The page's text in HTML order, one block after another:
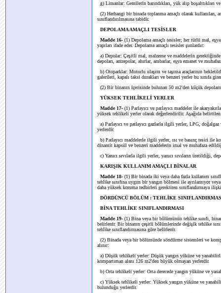
g) Limanlar: Gemilerin barındıkları, yük alıp boşalttıkları
(2) Herhangi bir binada toplanma amaçlı olarak kullanılan,
sınıflandırılmasına tabidir.
DEPOLAMA AMAÇLI TESİSLER
Madde 16- (1) Depolama amaçlı tesisler; her türlü mal,
yapıları ifade eder. Depolama amaçlı tesisler şunlardır:
a) Depolar: Çeşitli mal, malzeme ve maddelerin
depoları, antrepolar, ahırlar, ambarlar, eşya emanet ve
b) Otoparklar: Motorlu ulaşım ve taşıma araçlarının
galerileri, kapalı taksi durakları ve benzeri yerler bu sınıfa
(2) Bir binanın içerisinde bulunan 50 m2'den küçük
YÜKSEK TEHLİKELİ YERLER
Madde 17- (1) Parlayıcı ve patlayıcı maddeler ile
yüksek tehlikeli yerler olarak değerlendirilir. Aşağıda belirtilen
a) Parlayıcı ve patlayıcı gazlarla ilgili yerler, LPG,
yerlerdir.
b) Patlayıcı maddelerle ilgili yerler, ısı ve basınç tesiri ile
dinamit kapsül ve benzeri maddelerin imal ve muhafaza
c) Yanıcı sıvılarla ilgili yerler, yanıcı sıvıların üretildiği,
KARIŞIK KULLANIM AMAÇLI BİNALAR
Madde 18- (1) Bir binada iki veya daha fazla kullanım
tehlike sınıfına uygun bir yangın bölmesi ile ayrılamıyor
daha yüksek koruma tedbirleri gerektiren sınıflandırmaya
DÖRDÜNCÜ BÖLÜM : TEHLİKE
BİNA TEHLİKE SINIFLANDIRMASI
Madde 19- (1) Bina veya bir bölümünün tehlike sınıfı,
belirlenir. Bir binanın çeşitli bölümlerinde değişik tehlike
tehlike sınıflandırmasına göre belirlenir.
(2) Binada veya bir bölümünde söndürme sistemleri ve
alınır:
a) Düşük tehlikeli yerler: Düşük yangın yüküne ve
kompartıman alanı 126 m2'den büyük olmayan yerlerdir.
b) Orta tehlikeli yerler: Orta derecede yangın yüküne ve
c) Yüksek tehlikeli yerler: Yüksek yangın yüküne ve
bulunduğu yerlerdir.